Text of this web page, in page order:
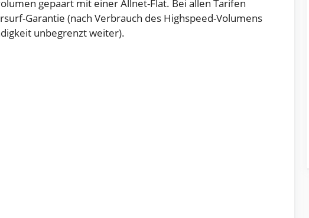
gepaart mit einer Allnet-Flat. Bei allen Tarifen
Garantie (nach Verbrauch des Highspeed-Volumens
unbegrenzt weiter).